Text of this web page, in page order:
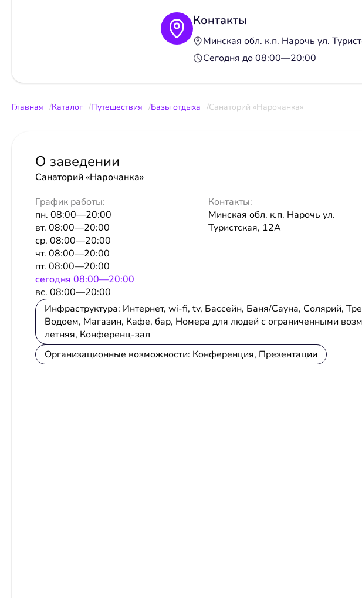
Контакты
Минская обл. к.п. Нарочь ул.
Сегодня до 08:00—20:00
Главная Каталог Путешествия Базы отдыха Санаторий «Нарочанка»
О заведении
Санаторий «Нарочанка»
График работы:
пн. 08:00—20:00
вт. 08:00—20:00
ср. 08:00—20:00
чт. 08:00—20:00
пт. 08:00—20:00
сeгодня 08:00—20:00
вс. 08:00—20:00
Контакты:
Минская обл. к.п. Нарочь ул.
Туристская, 12А
Инфраструктура: Интернет, wi-fi, tv, Бассейн, Баня/Сауна, Солярий,
Водоем, Магазин, Кафе, бар, Номера для людей с ограниченными
летняя, Конференц-зал
Организационные возможности: Конференция, Презентации